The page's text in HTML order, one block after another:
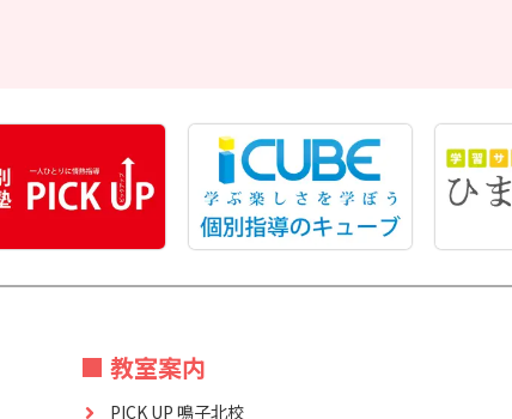
■ 教室案内
PICK UP 鳴子北校